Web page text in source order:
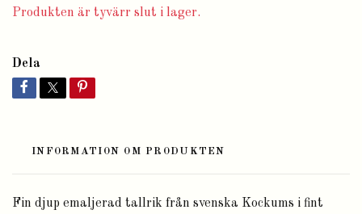
Produkten är tyvärr slut i lager.
Dela
INFORMATION OM PRODUKTEN
Fin djup emaljerad tallrik från svenska Kockums i fint